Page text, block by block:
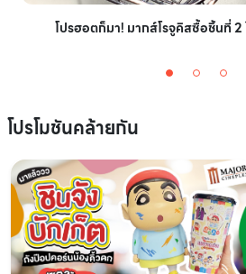
โปรฮอตก็มา! มากส์โรจูคิสซื้อชิ้นที่ 2
โปรโมชันคล้ายกัน